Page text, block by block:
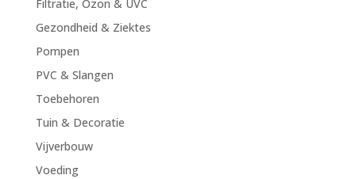
Filtratie, Ozon & UVC
Gezondheid & Ziektes
Pompen
PVC & Slangen
Toebehoren
Tuin & Decoratie
Vijverbouw
Voeding